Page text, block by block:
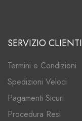
SERVIZIO CLIENTI
Termini e Condizioni
Spedizioni Veloci
Pagamenti Sicuri
Procedura Resi